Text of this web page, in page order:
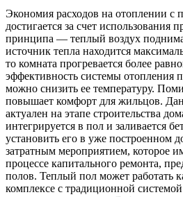
Экономия расходов на отоплении с
достигается за счет использования
принципа — теплый воздух
источник тепла находится
то комната прогревается более
эффективность системы отопления
можно снизить ее температуру.
повышает комфорт для жильцов.
актуален на этапе строительства
интегрируется в пол и заливается
установить его в уже построенном
затратным мероприятием, которое
процессе капитального ремонта,
полов. Теплый пол может работать
комплексе с традиционной